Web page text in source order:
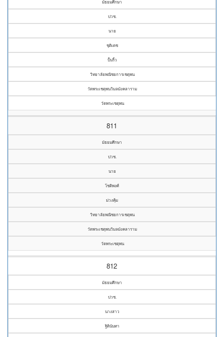
มัธยมศึกษา
ปวช.
นาย
ชุติเดช
ปั้นริ้ว
วิทยาลัยพณิชยการเชตุพน
วัดพระเชตุพนวิมลมังคลาราม
วัดพระเชตุพน
811
มัธยมศึกษา
ปวช.
นาย
โชติพงศ์
ม่วงคุ้ม
วิทยาลัยพณิชยการเชตุพน
วัดพระเชตุพนวิมลมังคลาราม
วัดพระเชตุพน
812
มัธยมศึกษา
ปวช.
นางสาว
ฐิตินันทา